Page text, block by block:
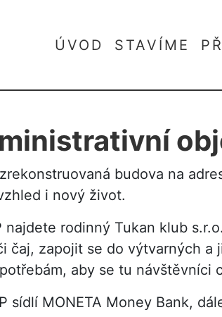
ÚVOD STAVÍME
budova na
i nový život.
najdete rodinný Tukan klub
čaj, zapojit se do výtvarných a
aby se tu návštěvníci
sídlí MONETA Money Bank,